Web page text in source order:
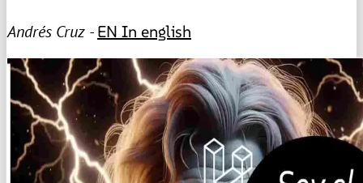
Andrés Cruz -EN In english